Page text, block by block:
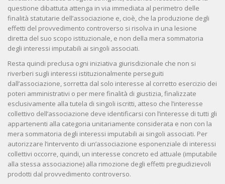
questione dibattuta attenga in via immediata al perimetro delle
finalità statutarie dell’associazione e, cioè, che la produzione degli
effetti del provvedimento controverso si risolva in una lesione
diretta del suo scopo istituzionale, e non della mera sommatoria
degli interessi imputabili ai singoli associati.
Resta quindi preclusa ogni iniziativa giurisdizionale che non si
riverberi sugli interessi istituzionalmente perseguiti
dall’associazione, sorretta dal solo interesse al corretto esercizio dei
poteri amministrativi o per mere finalità di giustizia, finalizzate
esclusivamente alla tutela di singoli iscritti, atteso che l’interesse
collettivo dell’associazione deve identificarsi con l’interesse di tutti gli
appartenenti alla categoria unitariamente considerata e non con la
mera sommatoria degli interessi imputabili ai singoli associati. Per
autorizzare l’intervento di un’associazione esponenziale di interessi
collettivi occorre, quindi, un interesse concreto ed attuale (imputabile
alla stessa associazione) alla rimozione degli effetti pregiudizievoli
prodotti dal provvedimento controverso.